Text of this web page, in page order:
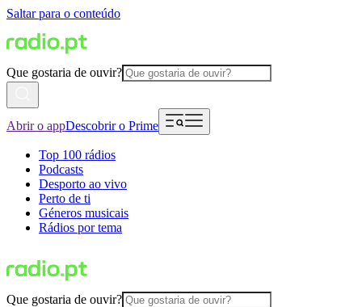
Saltar para o conteúdo
Que gostaria de ouvir?
Abrir o appDescobrir o Prime
Top 100 rádios
Podcasts
Desporto ao vivo
Perto de ti
Géneros musicais
Rádios por tema
Que gostaria de ouvir?